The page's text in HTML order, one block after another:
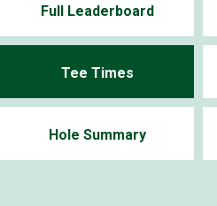
Full Leaderboard
Tee Times
Hole Summary